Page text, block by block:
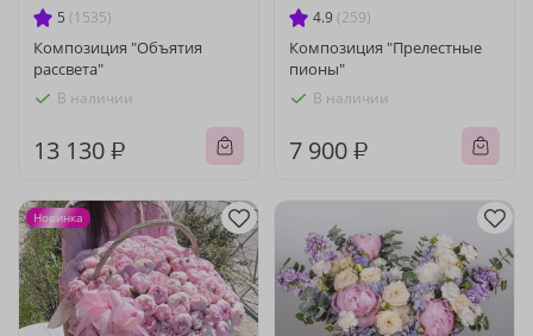
5 (1535)
Композиция "Объятия
рассвета"
В наличии
13 130 ₽
4.9 (259)
Композиция "Прелестные
пионы"
В наличии
7 900 ₽
Новинка